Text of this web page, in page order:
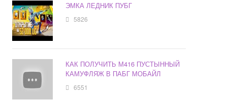
ЭМКА ЛЕДНИК ПУБГ
5826
КАК ПОЛУЧИТЬ М416 ПУСТЫННЫЙ
КАМУФЛЯЖ В ПАБГ МОБАЙЛ
6551